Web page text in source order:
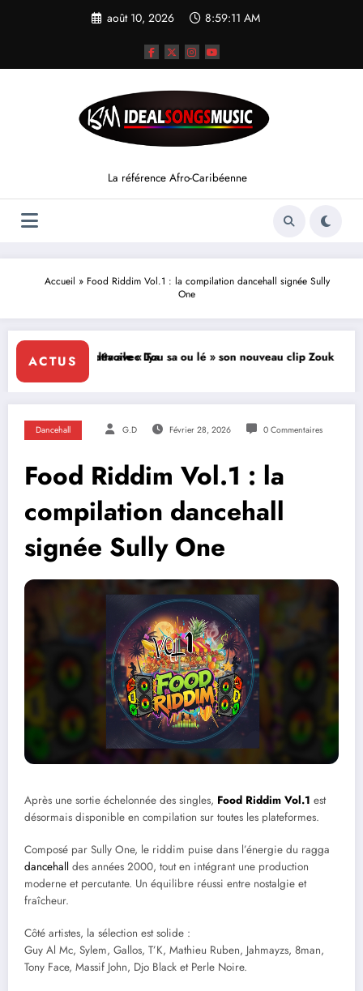
août 10, 2026 8:59:12 AM
La référence Afro-Caribéenne
Accueil » Food Riddim Vol.1 : la compilation dancehall signée Sully
One
ACTUS
clip shatta avec Lya
Dave dévoile « Tou sa ou lé » son nouveau clip Zouk
Dancehall G.D Février 28, 2026 0 Commentaires
Food Riddim Vol.1 : la
compilation dancehall
signée Sully One
Après une sortie échelonnée des singles, Food Riddim Vol.1 est
désormais disponible en compilation sur toutes les plateformes.
Composé par Sully One, le riddim puise dans l’énergie du ragga
dancehall des années 2000, tout en intégrant une production
moderne et percutante. Un équilibre réussi entre nostalgie et
fraîcheur.
Côté artistes, la sélection est solide :
Guy Al Mc, Sylem, Gallos, T’K, Mathieu Ruben, Jahmayzs, 8man,
Tony Face, Massif John, Djo Black et Perle Noire.